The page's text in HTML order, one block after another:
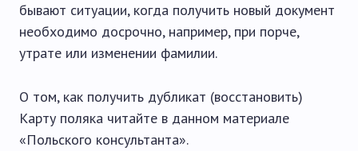
бывают ситуации, когда получить новый документ
необходимо досрочно, например, при порче,
утрате или изменении фамилии.
О том, как получить дубликат (восстановить)
Карту поляка читайте в данном материале
«Польского консультанта».